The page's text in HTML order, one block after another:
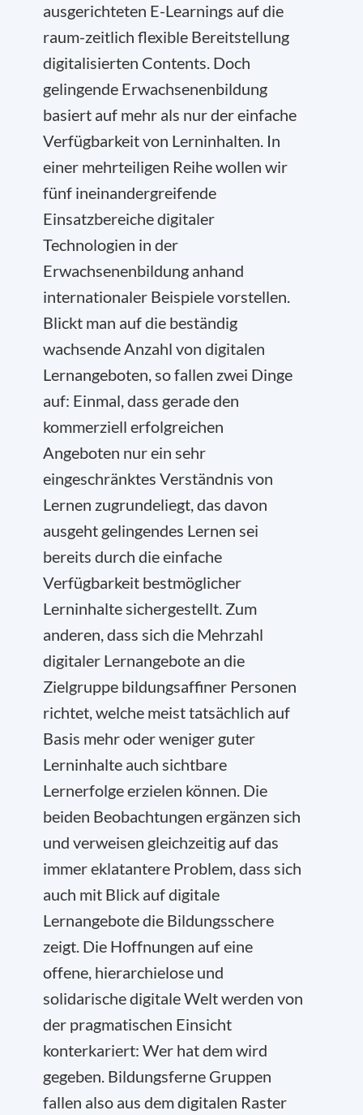
ausgerichteten E-Learnings auf die
raum-zeitlich flexible Bereitstellung
digitalisierten Contents. Doch
gelingende Erwachsenenbildung
basiert auf mehr als nur der einfache
Verfügbarkeit von Lerninhalten. In
einer mehrteiligen Reihe wollen wir
fünf ineinandergreifende
Einsatzbereiche digitaler
Technologien in der
Erwachsenenbildung anhand
internationaler Beispiele vorstellen.
Blickt man auf die beständig
wachsende Anzahl von digitalen
Lernangeboten, so fallen zwei Dinge
auf: Einmal, dass gerade den
kommerziell erfolgreichen
Angeboten nur ein sehr
eingeschränktes Verständnis von
Lernen zugrundeliegt, das davon
ausgeht gelingendes Lernen sei
bereits durch die einfache
Verfügbarkeit bestmöglicher
Lerninhalte sichergestellt. Zum
anderen, dass sich die Mehrzahl
digitaler Lernangebote an die
Zielgruppe bildungsaffiner Personen
richtet, welche meist tatsächlich auf
Basis mehr oder weniger guter
Lerninhalte auch sichtbare
Lernerfolge erzielen können. Die
beiden Beobachtungen ergänzen sich
und verweisen gleichzeitig auf das
immer eklatantere Problem, dass sich
auch mit Blick auf digitale
Lernangebote die Bildungsschere
zeigt. Die Hoffnungen auf eine
offene, hierarchielose und
solidarische digitale Welt werden von
der pragmatischen Einsicht
konterkariert: Wer hat dem wird
gegeben. Bildungsferne Gruppen
fallen also aus dem digitalen Raster